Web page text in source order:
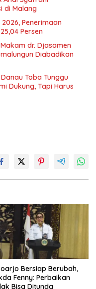
di Malang
Penerimaan
Persen
dr. Djasamen
Diabadikan
Toba Tunggu
Dukung, Tapi Harus
Bersiap Berubah,
Fenny: Perbaikan
Bisa Ditunda